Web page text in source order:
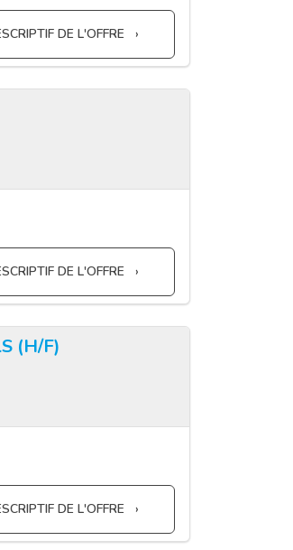
DE L'OFFRE
DE L'OFFRE
(H/F)
DE L'OFFRE